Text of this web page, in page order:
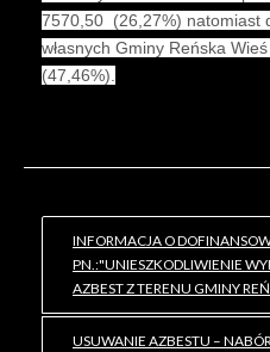
7570,50 (26,27%) natomiast
własnych Gminy Reńska
(47,46%).
INFORMACJA O
PN.:"UNIESZKODLIWIENIE
AZBEST Z TERENU GMINY
USUWANIE AZBESTU –